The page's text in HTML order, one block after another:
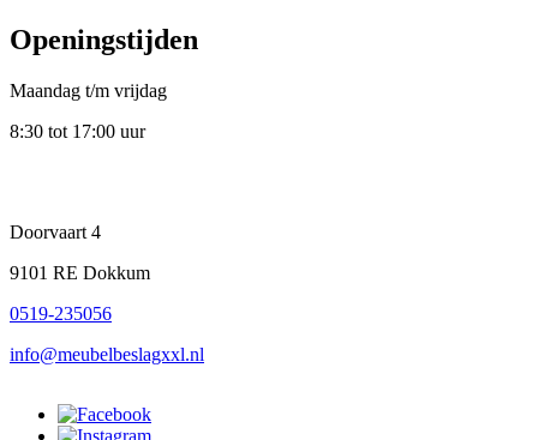
Openingstijden
Maandag t/m vrijdag
8:30 tot 17:00 uur
Doorvaart 4
9101 RE Dokkum
0519-235056
info@meubelbeslagxxl.nl